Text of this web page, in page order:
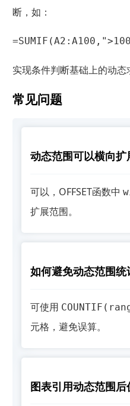
断，如：
实现条件判断基础上的动态
常见问题
动态范围可以横向扩
可以，OFFSET函数中
扩展范围。
如何避免动态范围统
可使用
元格，避免误算。
图表引用动态范围后